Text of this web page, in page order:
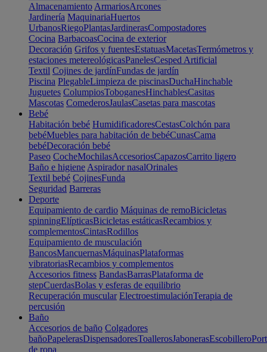
Almacenamiento ArmariosArcones
Jardinería MaquinariaHuertos
UrbanosRiegoPlantasJardinerasCompostadores
Cocina BarbacoasCocina de exterior
Decoración Grifos y fuentesEstatuasMacetasTermómetros y
estaciones metereológicasPanelesCesped Artificial
Textil Cojines de jardínFundas de jardín
Piscina PlegableLimpieza de piscinasDuchaHinchable
Juguetes ColumpiosToboganesHinchablesCasitas
Mascotas ComederosJaulasCasetas para mascotas
Bebé
Habitación bebé HumidificadoresCestasColchón para
bebéMuebles para habitación de bebéCunasCama
bebéDecoración bebé
Paseo CocheMochilasAccesoriosCapazosCarrito ligero
Baño e higiene Aspirador nasalOrinales
Textil bebé CojinesFunda
Seguridad Barreras
Deporte
Equipamiento de cardio Máquinas de remoBicicletas
spinningElípticasBicicletas estáticasRecambios y
complementosCintasRodillos
Equipamiento de musculación
BancosMancuernasMáquinasPlataformas
vibratoriasRecambios y complementos
Accesorios fitness BandasBarrasPlataforma de
stepCuerdasBolas y esferas de equilibrio
Recuperación muscular ElectroestimulaciónTerapia de
percusión
Baño
Accesorios de baño Colgadores
bañoPapelerasDispensadoresToallerosJabonerasEscobillero
de ropa